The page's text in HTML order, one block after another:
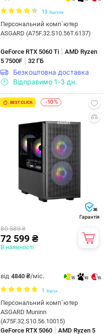
13 Відгуків
Персональний комп`ютер
ASGARD (A75F.32.S10.56T.6137)
GeForce RTX 5060 Ti
AMD Ryzen
5 7500F
32 ГБ
Безкоштовна доставка
Відправимо 1-3 дн.
BEST CLICK -10%
36
Гарантія
80 589 ₴
72 599 ₴
В наявності
від 4840 ₴/міс. 15 10 15
1 Відгук
Персональний комп`ютер
ASGARD Muninn
(A75F.32.S10.56.10015)
GeForce RTX 5060
AMD Ryzen 5